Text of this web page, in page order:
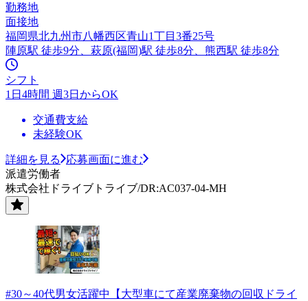
勤務地
面接地
福岡県北九州市八幡西区青山1丁目3番25号
陣原駅 徒歩9分、萩原(福岡)駅 徒歩8分、熊西駅 徒歩8分
シフト
1日4時間 週3日からOK
交通費支給
未経験OK
詳細を見る
応募画面に進む
派遣労働者
株式会社ドライブトライブ/DR:AC037-04-MH
#30～40代男女活躍中【大型車にて産業廃棄物の回収ドライ